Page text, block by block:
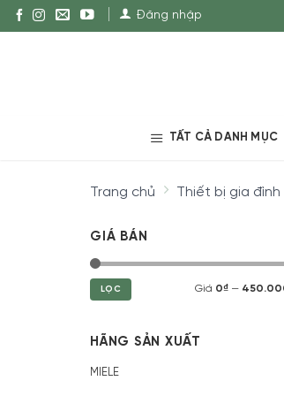
Đăng nhập
TẤT CẢ DANH MỤC
Trang chủ Thiết bị gia đình
GIÁ BÁN
LỌC Giá 0₫—
HÃNG SẢN XUẤT
MIELE